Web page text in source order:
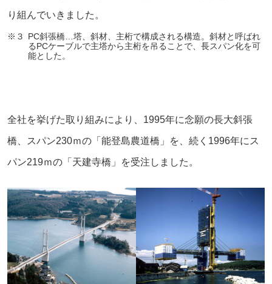
り組んでいきました。
※３
PC斜張橋…塔、斜材、主桁で構成される構造。斜材と呼ばれ
るPCケーブルで主塔から主桁を吊ることで、長スパン化を可
能とした。
全社を挙げた取り組みにより、1995年に念願の長大斜張
橋、スパン230ｍの「能登島農道橋」を、続く1996年にス
パン219ｍの「天建寺橋」を受注しました。